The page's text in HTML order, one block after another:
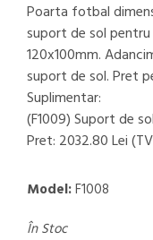
Poarta fotbal
suport de sol pentru
120x100mm.
suport de sol. Pret
Suplimentar:
(F1009) Suport de
Pret: 2032.80 Lei
Model:F1008
În Stoc